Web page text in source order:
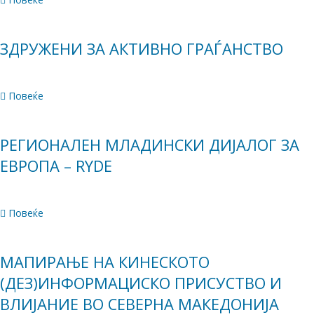
ЗДРУЖЕНИ ЗА АКТИВНО ГРАЃАНСТВО
Повеќе
РЕГИОНАЛЕН МЛАДИНСКИ ДИЈАЛОГ ЗА
ЕВРОПА – RYDE
Повеќе
МАПИРАЊЕ НА КИНЕСКОТО
(ДЕЗ)ИНФОРМАЦИСКО ПРИСУСТВО И
ВЛИЈАНИЕ ВО СЕВЕРНА МАКЕДОНИЈА